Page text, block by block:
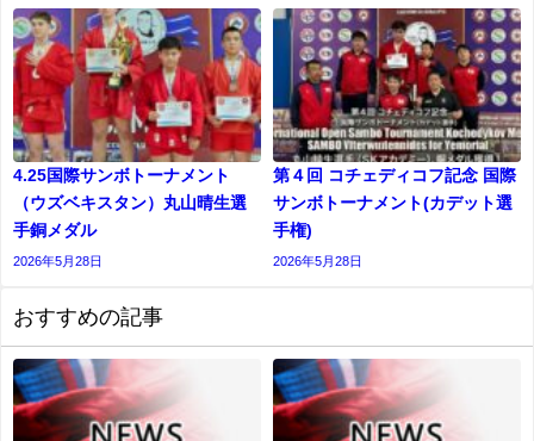
4.25国際サンボトーナメント
（ウズベキスタン）丸山晴生選
手銅メダル
2026年5月28日
第４回 コチェディコフ記念 国際
サンボトーナメント(カデット選
⼿権)
2026年5月28日
おすすめの記事